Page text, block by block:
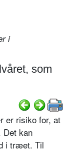
i
som
er risiko for, at
Det kan
i træet. Til